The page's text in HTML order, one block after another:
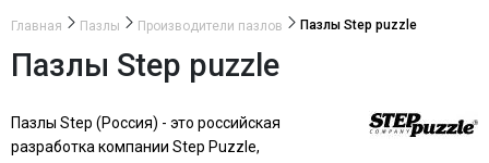
Главная Пазлы Производители пазлов Пазлы Step puzzle
Пазлы Step puzzle
Пазлы Step (Россия) - это российская
разработка компании Step Puzzle,